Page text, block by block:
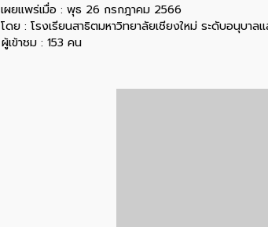
เผยแพร่เมื่อ : พุธ 26 กรกฎาคม 2566
โดย : โรงเรียนสาธิตมหาวิทยาลัยเชียงใหม่ ระดับอนุบาล
ผู้เข้าชม : 153 คน